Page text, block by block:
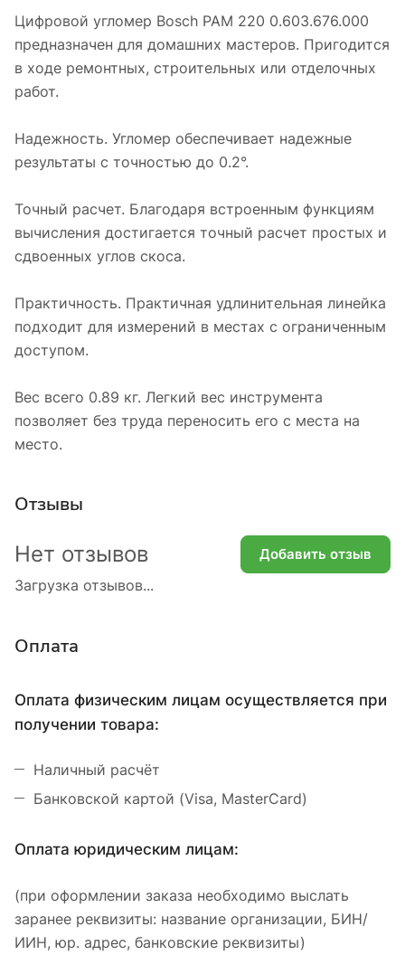
Цифровой угломер Bosch PAM 220 0.603.676.000
предназначен для домашних мастеров. Пригодится
в ходе ремонтных, строительных или отделочных
работ.
Надежность. Угломер обеспечивает надежные
результаты с точностью до 0.2°.
Точный расчет. Благодаря встроенным функциям
вычисления достигается точный расчет простых и
сдвоенных углов скоса.
Практичность. Практичная удлинительная линейка
подходит для измерений в местах с ограниченным
доступом.
Вес всего 0.89 кг. Легкий вес инструмента
позволяет без труда переносить его с места на
место.
Отзывы
Загрузка отзывов...
Нет отзывов Добавить отзыв
Оплата
Оплата физическим лицам осуществляется при
получении товара:
Наличный расчёт
Банковской картой (Visa, MasterCard)
Оплата юридическим лицам:
(при оформлении заказа необходимо выслать
заранее реквизиты: название организации, БИН/
ИИН, юр. адрес, банковские реквизиты)